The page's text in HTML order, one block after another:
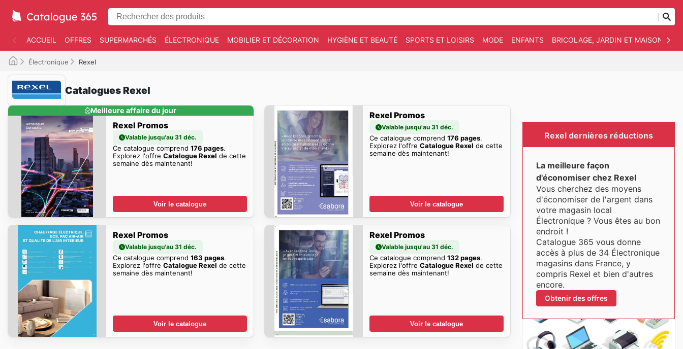
ACCUEIL OFFRES SUPERMARCHÉS ÉLECTRONIQUE MOBILIER ET DÉCORATION HYGIÈNE ET BEAUTÉ SPORTS ET LOISIRS MODE ENFANTS BRICOLAGE, JARDIN ET MAISON
Électronique Rexel
Catalogues Rexel
Meilleure affaire du jour
Rexel Promos
Valable jusqu'au 31 déc.
Ce catalogue comprend 176 pages.
Explorez l'offre Catalogue Rexel de cette
semaine dès maintenant!
Voir le catalogue
Rexel Promos
Valable jusqu'au 31 déc.
Ce catalogue comprend176 pages.
Explorez l'offreCatalogue Rexel de cette
semaine dès maintenant!
Voir le catalogue
Rexel Promos
Valable jusqu'au 31 déc.
Ce catalogue comprend 163 pages.
Explorez l'offre Catalogue Rexel de cette
semaine dès maintenant!
Voir le catalogue
Rexel Promos
Valable jusqu'au 31 déc.
Ce catalogue comprend132 pages.
Explorez l'offreCatalogue Rexel de cette
semaine dès maintenant!
Voir le catalogue
Rexel dernières réductions
La meilleure façon
d'économiser chez Rexel
Vous cherchez des moyens
d'économiser de l'argent dans
votre magasin local
Électronique ? Vous êtes au bon
endroit !
Catalogue 365 vous donne
accès à plus de 34 Électronique
magasins dans France, y
compris Rexel et bien d'autres
encore.
Obtenir des offres